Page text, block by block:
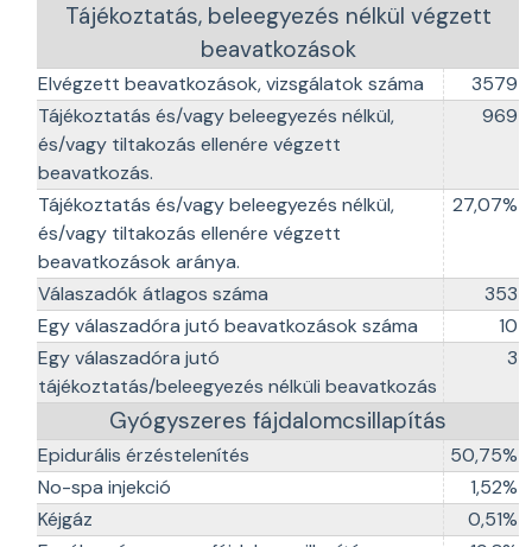
Tájékoztatás, beleegyezés nélkül végzett
beavatkozások
Elvégzett beavatkozások, vizsgálatok száma
3579
Tájékoztatás és/vagy beleegyezés nélkül,
és/vagy tiltakozás ellenére végzett
beavatkozás.
969
Tájékoztatás és/vagy beleegyezés nélkül,
és/vagy tiltakozás ellenére végzett
beavatkozások aránya.
27,07%
Válaszadók átlagos száma
353
Egy válaszadóra jutó beavatkozások száma
10
Egy válaszadóra jutó
tájékoztatás/beleegyezés nélküli beavatkozás
3
Gyógyszeres fájdalomcsillapítás
Epidurális érzéstelenítés
50,75%
No-spa injekció
1,52%
Kéjgáz
0,51%